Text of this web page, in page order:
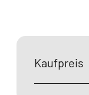
Kaufpreis